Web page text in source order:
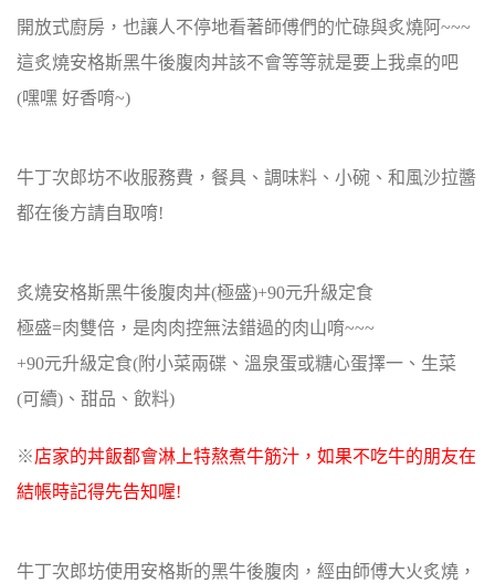
開放式廚房，也讓人不停地看著師傅們的忙碌與炙燒阿~~~
這炙燒安格斯黑牛後腹肉丼該不會等等就是要上我桌的吧
(嘿嘿 好香唷~)
牛丁次郎坊不收服務費，餐具、調味料、小碗、和風沙拉醬
都在後方請自取唷!
炙燒安格斯黑牛後腹肉丼(極盛)+90元升級定食
極盛=肉雙倍，是肉肉控無法錯過的肉山唷~~~
+90元升級定食(附小菜兩碟、溫泉蛋或糖心蛋擇一、生菜
(可續)、甜品、飲料)
※店家的丼飯都會淋上特熬煮牛筋汁，如果不吃牛的朋友在
結帳時記得先告知喔!
牛丁次郎坊使用安格斯的黑牛後腹肉，經由師傅大火炙燒，